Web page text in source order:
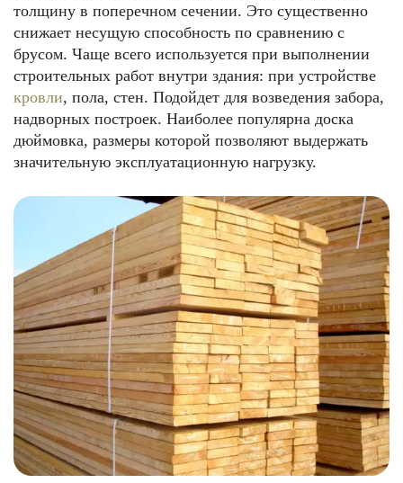
толщину в поперечном сечении. Это существенно
снижает несущую способность по сравнению с
брусом. Чаще всего используется при выполнении
строительных работ внутри здания: при устройстве
кровли, пола, стен. Подойдет для возведения забора,
надворных построек. Наиболее популярна доска
дюймовка, размеры которой позволяют выдержать
значительную эксплуатационную нагрузку.